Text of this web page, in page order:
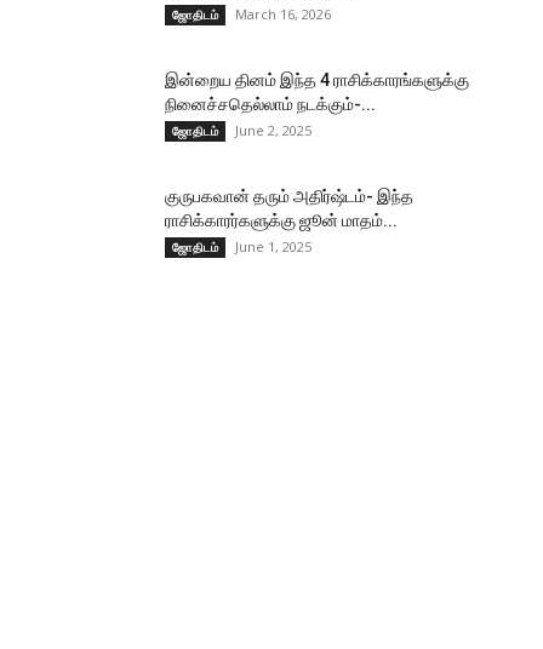
ஜோதிடம் March 16, 2026
இன்றைய தினம் இந்த 4 ராசிக்காரங்களுக்கு
நினைச்சதெல்லாம் நடக்கும்-...
ஜோதிடம் June 2, 2025
குருபகவான் தரும் அதிர்ஷ்டம்- இந்த
ராசிக்காரர்களுக்கு ஜூன் மாதம்...
ஜோதிடம் June 1, 2025